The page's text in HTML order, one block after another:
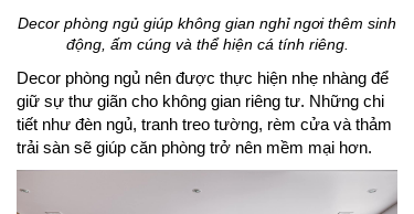
Decor phòng ngủ giúp không gian nghỉ ngơi thêm sinh
động, ấm cúng và thể hiện cá tính riêng.
Decor phòng ngủ nên được thực hiện nhẹ nhàng để
giữ sự thư giãn cho không gian riêng tư. Những chi
tiết như đèn ngủ, tranh treo tường, rèm cửa và thảm
trải sàn sẽ giúp căn phòng trở nên mềm mại hơn.